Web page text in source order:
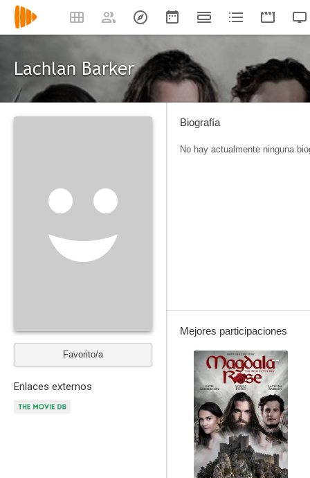
Lachlan Barker
Favorito/a
Enlaces externos
Biografía
No hay actualmente ninguna
Mejores participaciones
--